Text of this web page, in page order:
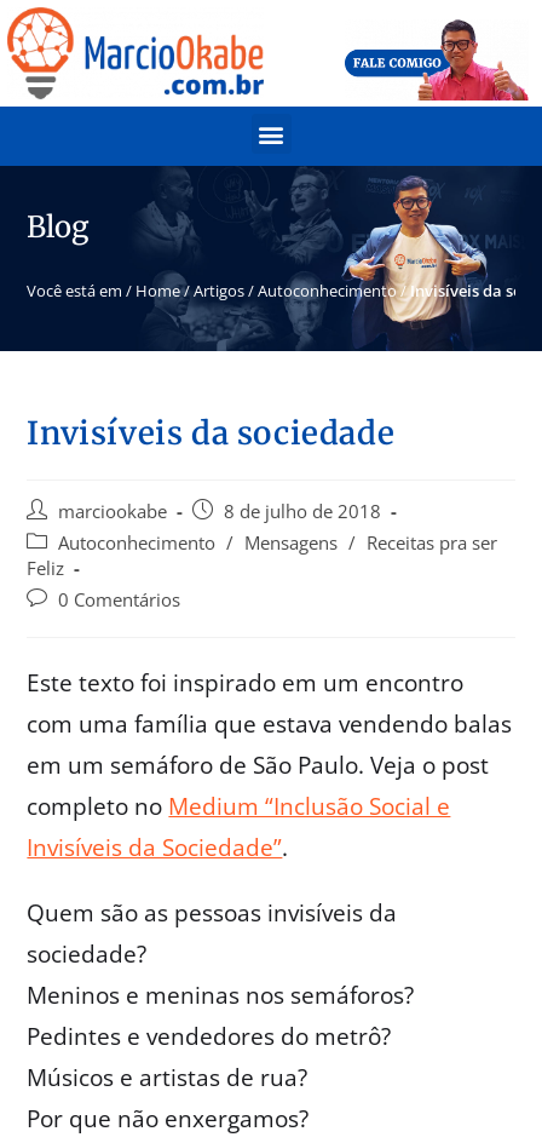
Blog
Você está em / Home/Artigos/Autoconhecimento/Invisíveis da
Invisíveis da sociedade
marciookabe
8 de julho de 2018
Autoconhecimento / Mensagens / Receitas pra ser
Feliz
0 Comentários
Este texto foi inspirado em um encontro
com uma família que estava vendendo balas
em um semáforo de São Paulo. Veja o post
completo no Medium “Inclusão Social e
Invisíveis da Sociedade”.
Quem são as pessoas invisíveis da
sociedade?
Meninos e meninas nos semáforos?
Pedintes e vendedores do metrô?
Músicos e artistas de rua?
Por que não enxergamos?